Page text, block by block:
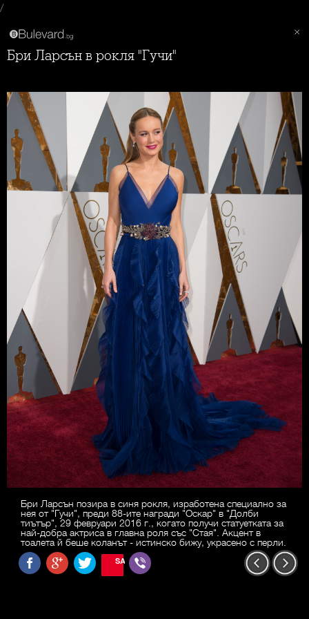
/
Бри Ларсън в рокля "Гучи"
Бри Ларсън позира в синя рокля, изработена специално за
нея от "Гучи", преди 88-ите награди "Оскар" в "Долби
тиътър", 29 февруари 2016 г., когато получи статуетката за
най-добра актриса в главна роля със "Стая". Акцент в
тоалета й беше коланът - истинско бижу, украсено с перли.
SAVE